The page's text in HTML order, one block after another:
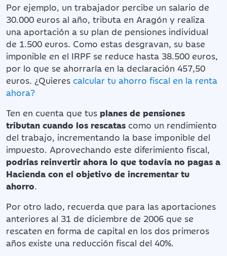
Por ejemplo, un trabajador percibe un salario de
30.000 euros al año, tributa en Aragón y realiza
una aportación a su plan de pensiones individual
de 1.500 euros. Como estas desgravan, su base
imponible en el IRPF se reduce hasta 38.500 euros,
por lo que se ahorraría en la declaración 457,50
euros. ¿Quieres calcular tu ahorro fiscal en la renta
ahora?
Ten en cuenta que tus planes de pensiones
tributan cuando los rescatas como un rendimiento
del trabajo, incrementando la base imponible del
impuesto. Aprovechando este diferimiento fiscal,
podrías reinvertir ahora lo que todavía no pagas a
Hacienda con el objetivo de incrementar tu
ahorro.
Por otro lado, recuerda que para las aportaciones
anteriores al 31 de diciembre de 2006 que se
rescaten en forma de capital en los dos primeros
años existe una reducción fiscal del 40%.